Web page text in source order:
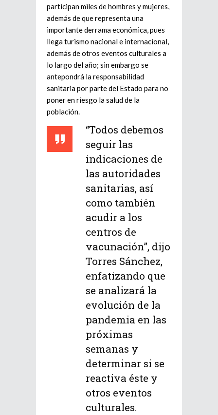
participan miles de hombres y mujeres,
además de que representa una
importante derrama económica, pues
llega turismo nacional e internacional,
además de otros eventos culturales a
lo largo del año; sin embargo se
antepondrá la responsabilidad
sanitaria por parte del Estado para no
poner en riesgo la salud de la
población.
“Todos debemos
seguir las
indicaciones de
las autoridades
sanitarias, así
como también
acudir a los
centros de
vacunación”, dijo
Torres Sánchez,
enfatizando que
se analizará la
evolución de la
pandemia en las
próximas
semanas y
determinar si se
reactiva éste y
otros eventos
culturales.